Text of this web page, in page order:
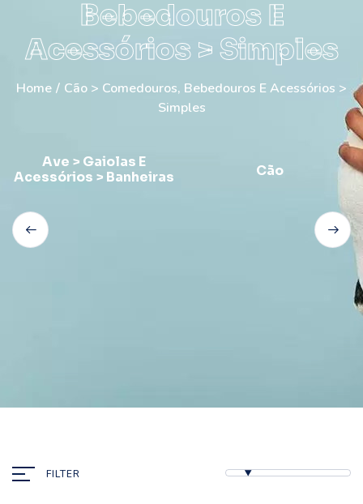
Bebedouros E
Acessórios > Simples
Home / Cão > Comedouros, Bebedouros E Acessórios >
Simples
Ave > Gaiolas E
Acessórios > Banheiras
Cão
FILTER